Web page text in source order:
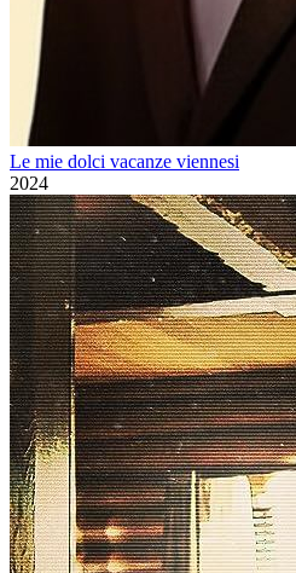
Le mie dolci vacanze viennesi
2024